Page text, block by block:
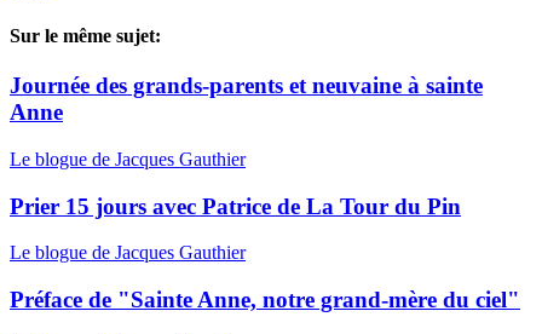
Sur le même sujet:
Journée des grands-parents et neuvaine à sainte
Anne
Le blogue de Jacques Gauthier
Prier 15 jours avec Patrice de La Tour du Pin
Le blogue de Jacques Gauthier
Préface de "Sainte Anne, notre grand-mère du ciel"